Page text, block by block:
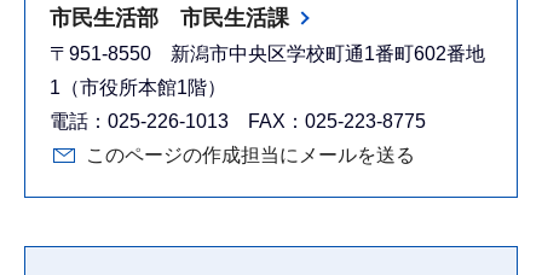
市民生活部 市民生活課
〒951-8550 新潟市中央区学校町通1番町602番地
1（市役所本館1階）
電話：025-226-1013 FAX：025-223-8775
このページの作成担当にメールを送る